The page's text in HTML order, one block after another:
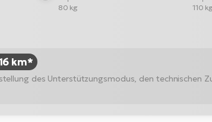
80 kg 110
km*
des Unterstützungsmodus, den technischen